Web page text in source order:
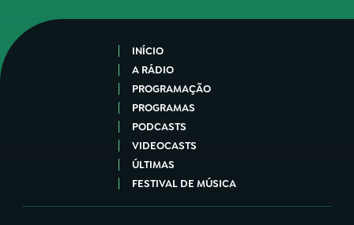
INÍCIO
A RÁDIO
PROGRAMAÇÃO
PROGRAMAS
PODCASTS
VIDEOCASTS
ÚLTIMAS
FESTIVAL DE MÚSICA